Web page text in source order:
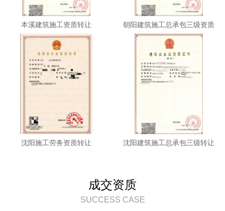
本溪建筑施工资质转让
朝阳建筑施工总承包三级资质
沈阳施工劳务资质转让 沈阳建筑施工总承包三级转让
成交资质
SUCCESS CASE